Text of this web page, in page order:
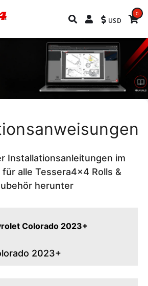
USD
0
Installationsanleitungen im
für alle Tessera4x4 Rolls &
herunter
Colorado 2023+